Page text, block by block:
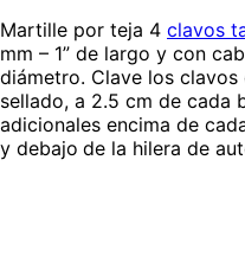
Martille por teja 4 clavos
mm – 1” de largo y con
diámetro. Clave los
sellado, a 2.5 cm de cada
adicionales encima de
y debajo de la hilera de